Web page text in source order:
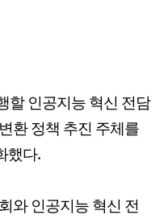
할 인공지능 혁신 전담
환 정책 추진 주체를
했다.
와 인공지능 혁신 전